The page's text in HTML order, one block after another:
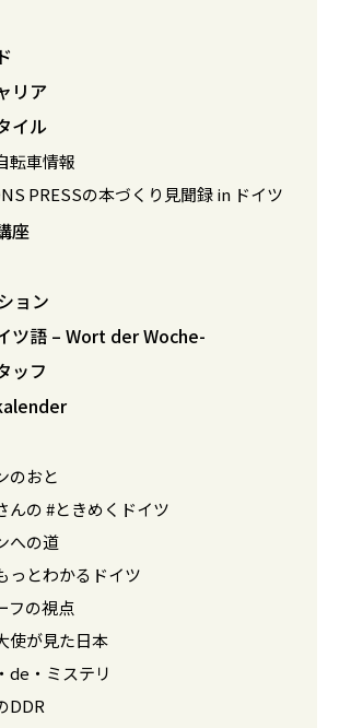
リア
イル
転車情報
PRESSの本づくり見聞録 in ドイツ
座
ョン
ツ語 – Wort der Woche-
ッフ
のおと
んの #ときめくドイツ
への道
っとわかるドイツ
フの視点
使が見た日本
de・ミステリ
DDR